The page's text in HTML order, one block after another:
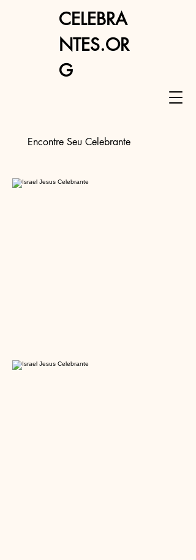
Encontre Seu Celebrante
CELEBRA
NTES.OR
G